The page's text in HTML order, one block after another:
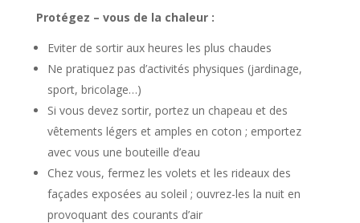
Protégez – vous de la chaleur :
Eviter de sortir aux heures les plus chaudes
Ne pratiquez pas d’activités physiques (jardinage,
sport, bricolage…)
Si vous devez sortir, portez un chapeau et des
vêtements légers et amples en coton ; emportez
avec vous une bouteille d’eau
Chez vous, fermez les volets et les rideaux des
façades exposées au soleil ; ouvrez-les la nuit en
provoquant des courants d’air